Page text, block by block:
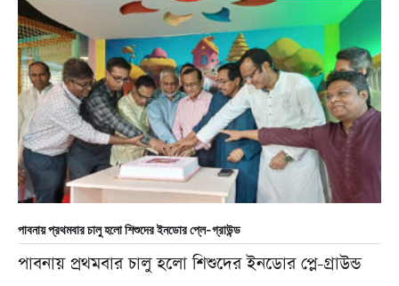
পাবনায় প্রথমবার চালু হলো শিশুদের ইনডোর প্লে-গ্রাউন্ড
পাবনায় প্রথমবার চালু হলো শিশুদের ইনডোর প্লে-গ্রাউন্ড